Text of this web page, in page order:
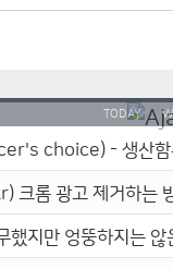
TODAY
choice) - 생산
롬 광고 제거하는
지만 엉뚱하지는 않